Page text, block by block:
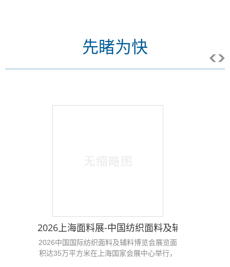
先睹为快
2026上海面料展-中国纺织面料及辅料博览会-
2026中国国际纺织面料及辅料博览会展览面
积达35万平方米在上海国家会展中心举行，